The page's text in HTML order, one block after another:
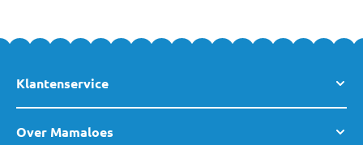
Klantenservice
Over Mamaloes